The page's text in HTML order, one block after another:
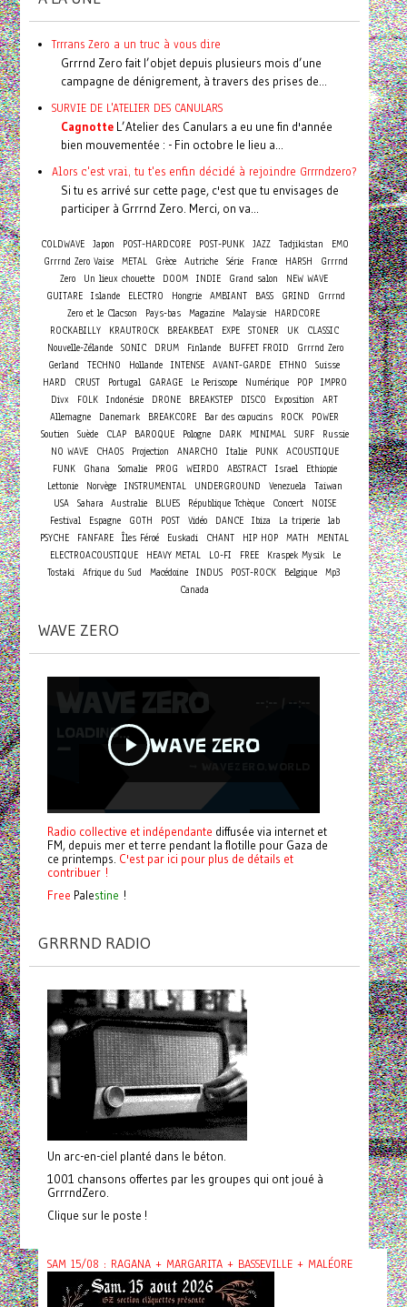
Trrrans Zero a un truc à vous dire
Grrrnd Zero fait l’objet depuis plusieurs mois d’une
campagne de dénigrement, à travers des prises de...
SURVIE DE L'ATELIER DES CANULARS
CagnotteL’Atelier des Canulars a eu une fin d'année
bien mouvementée : - Fin octobre le lieu a...
Alors c'est vrai, tu t'es enfin décidé à rejoindre Grrrndzero?
Si tu es arrivé sur cette page, c'est que tu envisages de
participer à Grrrnd Zero. Merci, on va...
COLDWAVE Japon POST-HARDCORE POST-PUNK JAZZ Tadjikistan
EMO
Grrrnd Zero Vaise
METAL Grèce Autriche Série France HARSH
Grrrnd
Zero
Un lieux chouette DOOM INDIE Grand salon
NEW WAVE
GUITARE
Islande ELECTRO Hongrie AMBIANT BASS GRIND
Grrrnd
Zero et le Clacson
Pays-bas Magazine Malaysie
HARDCORE
ROCKABILLY
KRAUTROCK BREAKBEAT EXPE STONER UK
CLASSIC
Nouvelle-Zélande SONIC DRUM Finlande BUFFET FROID
Grrrnd Zero
Gerland
TECHNO Hollande INTENSE AVANT-GARDE ETHNO
Suisse
HARD
CRUST Portugal GARAGE Le Periscope Numérique POP
IMPRO
Divx
FOLK Indonésie DRONE BREAKSTEP DISCO Exposition
ART
Allemagne
Danemark BREAKCORE Bar des capucins ROCK
POWER
Soutien
Suède CLAP BAROQUE Pologne DARK MINIMAL SURF
Russie
NO WAVE
CHAOS Projection ANARCHO Italie PUNK
ACOUSTIQUE
FUNK
Ghana Somalie PROG WEIRDO ABSTRACT Israel
Ethiopie
Lettonie
Norvège INSTRUMENTAL UNDERGROUND Venezuela
Taiwan
USA
Sahara Australie BLUES République Tchèque Concert
NOISE
Festival
Espagne GOTH POST Vidéo DANCE Ibiza La triperie
lab
PSYCHE
FANFARE Îles Féroé Euskadi CHANT HIP HOP MATH
MENTAL
ELECTROACOUSTIQUE
HEAVY METAL LO-FI FREE Kraspek Mysik
Le
Tostaki Afrique du Sud Macédoine INDUS POST-ROCK Belgique Mp3
Canada
WAVE ZERO
Radio collective et indépendante diffusée via internet et
FM, depuis mer et terre pendant la flotille pour Gaza de
ce printemps. C'est par ici pour plus de détails et
contribuer !
Free Palestine !
GRRRND RADIO
Un arc-en-ciel planté dans le béton.
1001 chansons offertes par les groupes qui ont joué à
GrrrndZero.
Clique sur le poste !
SAM 15/08 : RAGANA + MARGARITA + BASSEVILLE + MALÉORE